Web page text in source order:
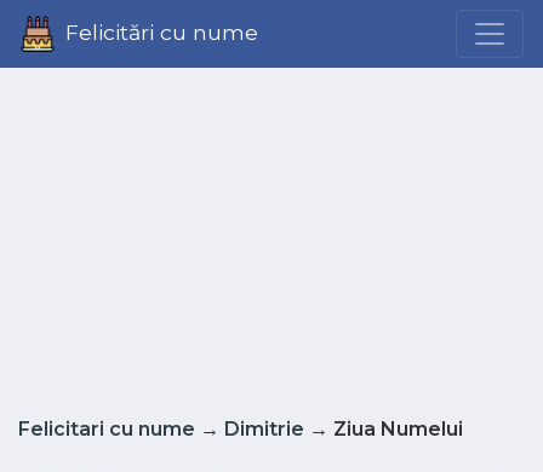
Felicitări cu nume
Felicitari cu nume → Dimitrie → Ziua Numelui